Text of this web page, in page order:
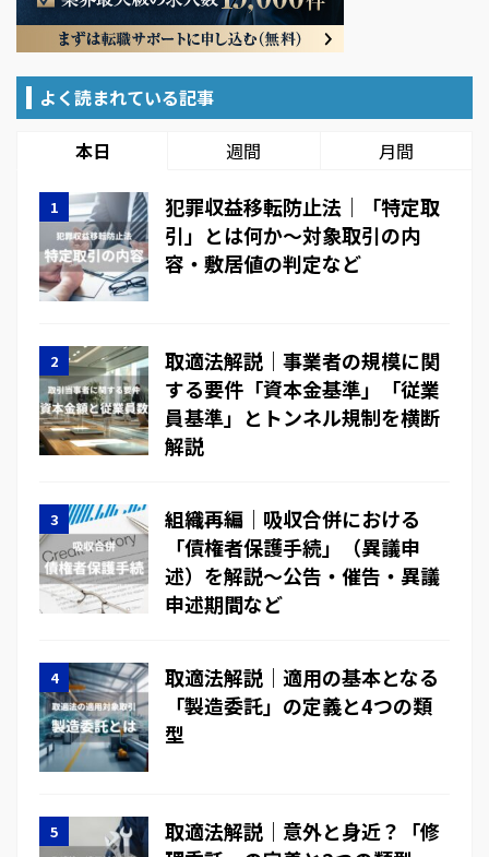
よく読まれている記事
本日 週間 月間
犯罪収益移転防止法｜「特定取
引」とは何か～対象取引の内
容・敷居値の判定など
取適法解説｜事業者の規模に関
する要件「資本金基準」「従業
員基準」とトンネル規制を横断
解説
組織再編｜吸収合併における
「債権者保護手続」（異議申
述）を解説～公告・催告・異議
申述期間など
取適法解説｜適用の基本となる
「製造委託」の定義と4つの類
型
取適法解説｜意外と身近？「修